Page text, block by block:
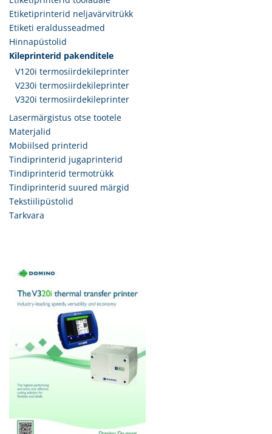
Etiketiprinterid neljavärvitrükk
Etiketi eraldusseadmed
Hinnapüstolid
Kileprinterid pakenditele
V120i termosiirdekileprinter
V230i termosiirdekileprinter
V320i termosiirdekileprinter
Lasermärgistus otse tootele
Materjalid
Mobiilsed printerid
Tindiprinterid jugaprinterid
Tindiprinterid termotrükk
Tindiprinterid suured märgid
Tekstiilipüstolid
Tarkvara